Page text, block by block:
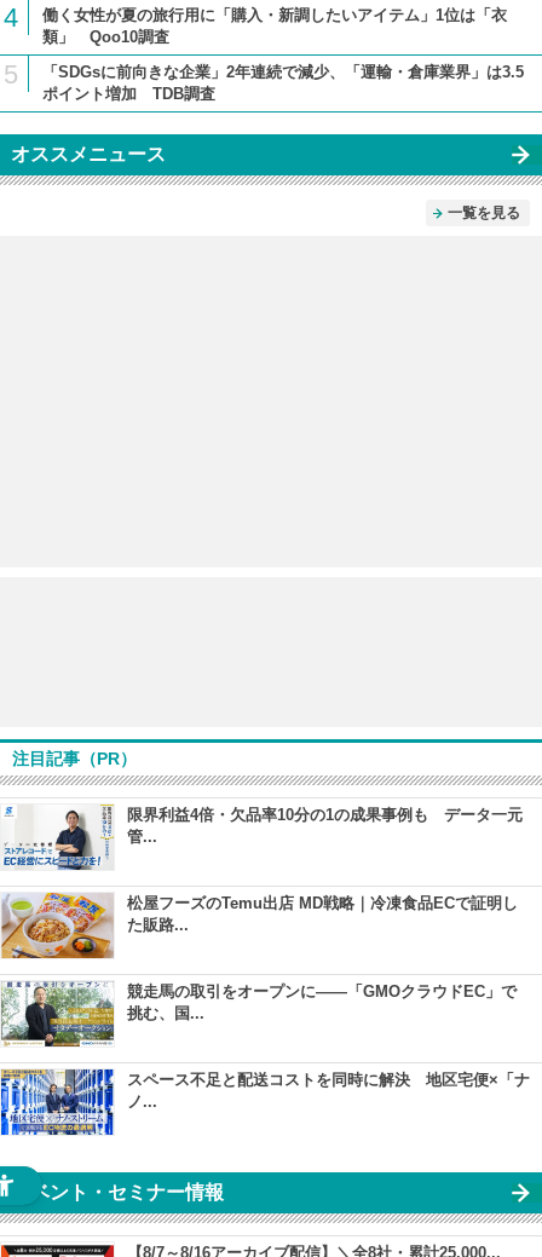
4
働く女性が夏の旅行用に「購入・新調したいアイテム」1位は「衣
類」 Qoo10調査
5
「SDGsに前向きな企業」2年連続で減少、「運輸・倉庫業界」は3.5
ポイント増加 TDB調査
オススメニュース
一覧を見る
注目記事（PR）
限界利益4倍・欠品率10分の1の成果事例も データ一元
管...
松屋フーズのTemu出店 MD戦略｜冷凍食品ECで証明し
た販路...
競走馬の取引をオープンに――「GMOクラウドEC」で
挑む、国...
スペース不足と配送コストを同時に解決 地区宅便×「ナ
ノ...
イベント・セミナー情報
【8/7～8/16アーカイブ配信】＼全8社・累計25,000...